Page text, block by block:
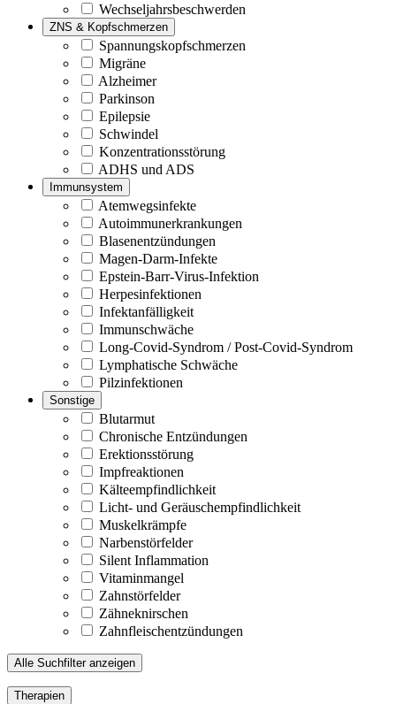
Wechseljahrsbeschwerden
ZNS & Kopfschmerzen
Spannungskopfschmerzen
Migräne
Alzheimer
Parkinson
Epilepsie
Schwindel
Konzentrationsstörung
ADHS und ADS
Immunsystem
Atemwegsinfekte
Autoimmunerkrankungen
Blasenentzündungen
Magen-Darm-Infekte
Epstein-Barr-Virus-Infektion
Herpesinfektionen
Infektanfälligkeit
Immunschwäche
Long-Covid-Syndrom / Post-Covid-Syndrom
Lymphatische Schwäche
Pilzinfektionen
Sonstige
Blutarmut
Chronische Entzündungen
Erektionsstörung
Impfreaktionen
Kälteempfindlichkeit
Licht- und Geräuschempfindlichkeit
Muskelkrämpfe
Narbenstörfelder
Silent Inflammation
Vitaminmangel
Zahnstörfelder
Zähneknirschen
Zahnfleischentzündungen
Alle Suchfilter anzeigen
Therapien